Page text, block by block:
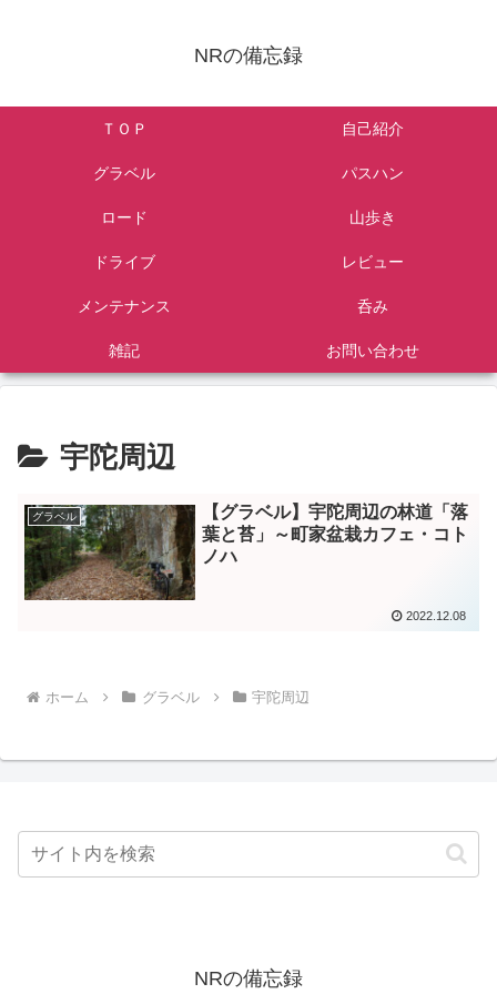
NRの備忘録
ＴＯＰ 自己紹介
グラベル パスハン
ロード 山歩き
ドライブ レビュー
メンテナンス 呑み
雑記 お問い合わせ
宇陀周辺
グラベル
【グラベル】宇陀周辺の林道「落
葉と苔」～町家盆栽カフェ・コト
ノハ
2022.12.08
ホーム グラベル 宇陀周辺
NRの備忘録